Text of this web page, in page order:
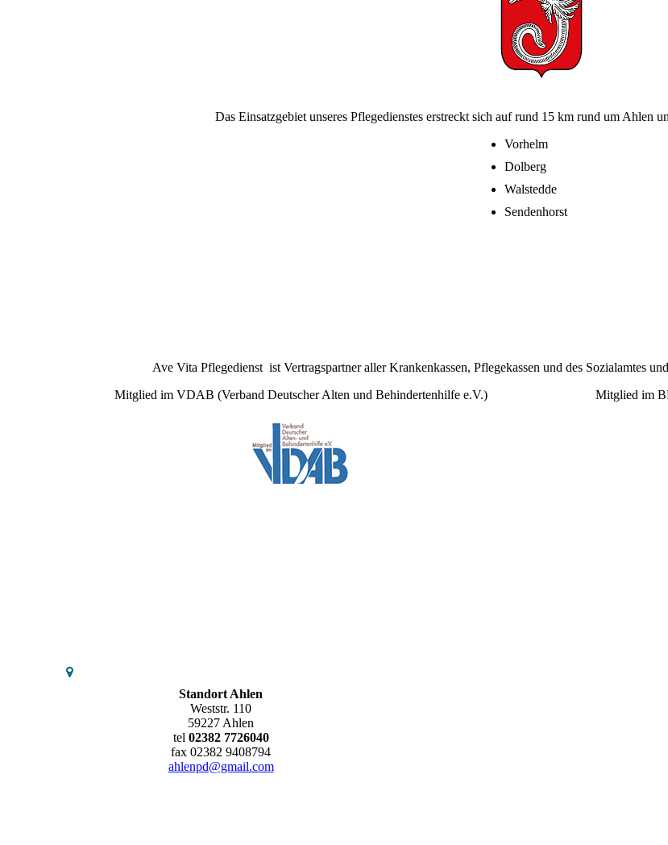
Das Einsatzgebiet unseres Pflegedienstes erstreckt sich auf rund 15 km rund um Ahlen
Vorhelm
Dolberg
Walstedde
Sendenhorst
Ave Vita Pflegedienst ist Vertragspartner aller Krankenkassen, Pflegekassen und des Sozialamtes
Mitglied im VDAB (Verband Deutscher Alten und Behindertenhilfe e.V.)
Mitglied im
Standort Ahlen
Weststr. 110
59227 Ahlen
tel 02382 7726040
fax 02382 9408794
ahlenpd@gmail.com